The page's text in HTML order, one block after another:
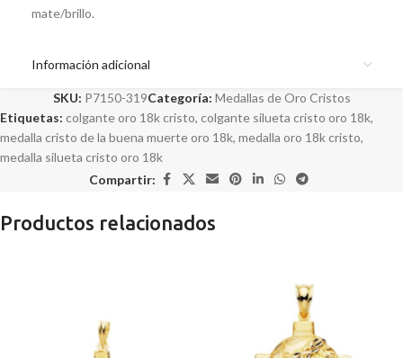
mate/brillo.
Información adicional
SKU: P7150-319Categoría: Medallas de Oro Cristos
Etiquetas: colgante oro 18k cristo, colgante silueta cristo oro 18k,
medalla cristo de la buena muerte oro 18k, medalla oro 18k cristo,
medalla silueta cristo oro 18k
Compartir:
Productos relacionados